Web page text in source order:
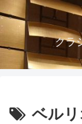
クラ
ベル